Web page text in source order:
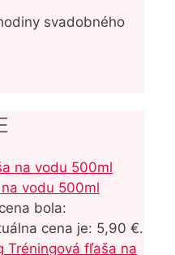
svadobného
vodu 500ml
bola:
cena je: 5,90 €.
Tréningová fľaša na